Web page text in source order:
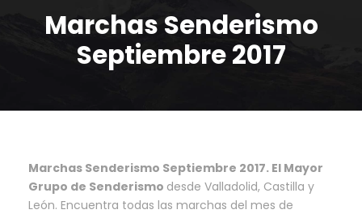
Marchas Senderismo
Septiembre 2017
Marchas Senderismo Septiembre 2017. El Mayor
Grupo de Senderismo desde Valladolid, Castilla y
León. Encuentra todas las marchas del mes de